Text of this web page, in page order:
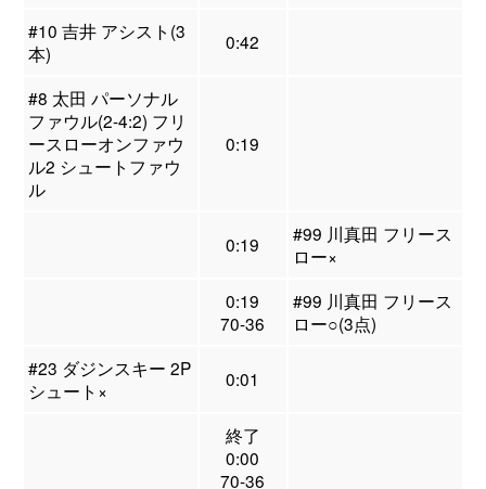
#10 吉井 アシスト(3
本)
0:42
#8 太田 パーソナル
ファウル(2-4:2) フリ
ースローオンファウ
ル2 シュートファウ
ル
0:19
0:19
#99 川真田 フリース
ロー×
0:19
70-36
#99 川真田 フリース
ロー○(3点)
#23 ダジンスキー 2P
シュート×
0:01
終了
0:00
70-36